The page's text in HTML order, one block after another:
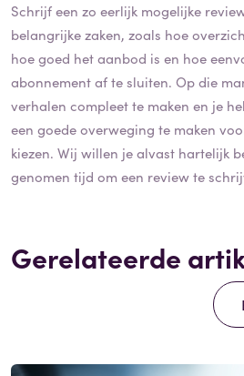
Schrijf een zo eerlijk mogelijke
belangrijke zaken, zoals hoe
hoe goed het aanbod is en hoe
abonnement af te sluiten. Op die
verhalen compleet te maken en je
een goede overweging te maken
kiezen. Wij willen je alvast hartelijk
genomen tijd om een review te
Gerelateerde